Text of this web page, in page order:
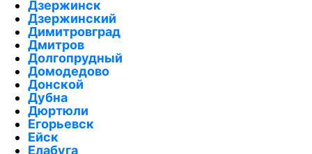
Дзержинск
Дзержинский
Димитровград
Дмитров
Долгопрудный
Домодедово
Донской
Дубна
Дюртюли
Егорьевск
Ейск
Елабуга